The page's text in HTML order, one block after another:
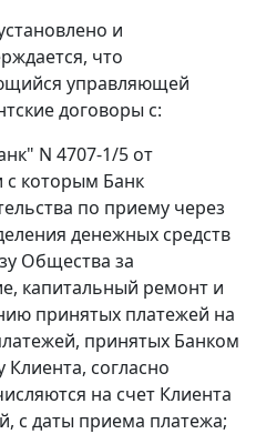
и
что
управляющей
договоры с:
N 4707-1/5 от
с которым Банк
по приему через
денежных средств
Общества за
капитальный ремонт и
принятых платежей на
принятых Банком
согласно
на счет Клиента
с даты приема платежа;